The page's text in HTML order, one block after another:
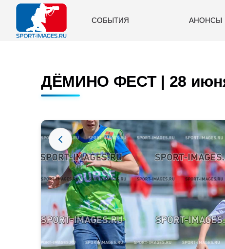
СОБЫТИЯ АНОНСЫ
ДЁМИНО ФЕСТ | 28